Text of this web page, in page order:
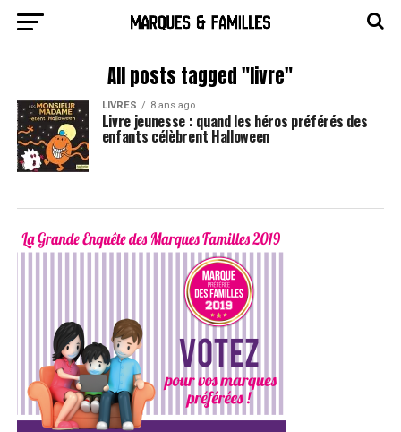
All posts tagged "livre"
LIVRES 8 ans ago
Livre jeunesse : quand les héros préférés des
enfants célèbrent Halloween